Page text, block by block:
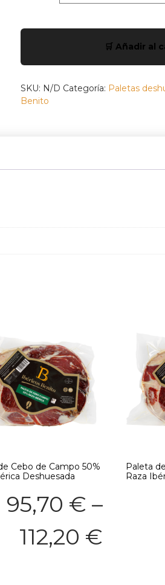
de
Ibérica
Raza
Ibérica
🛒 Añadir al
SKU: N/D Categoría: Paletas
Benito
Cebo de Campo 50%
Deshuesada
95,70 € –
112,20 €
Paleta
Raza